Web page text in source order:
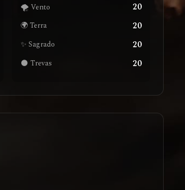
🌪️ Vento 20
🌍 Terra 20
✨ Sagrado 20
🌑 Trevas 20